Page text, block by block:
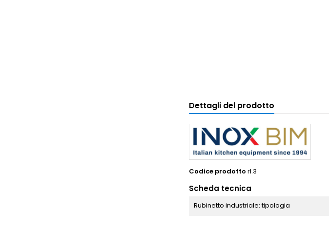
Dettagli del prodotto
Codice prodotto rl.3
Scheda tecnica
Rubinetto industriale: tipologia